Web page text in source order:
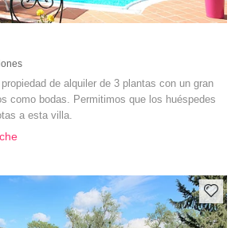
de alquiler de 3 plantas con un gran
como bodas. Permitimos que los huéspedes
a esta villa.